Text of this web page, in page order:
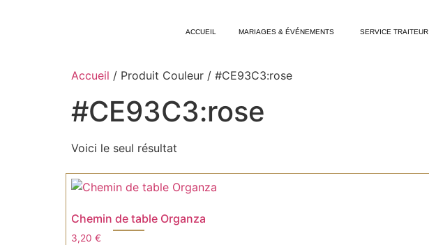
ACCUEIL MARIAGES & ÉVÉNEMENTS SERVICE TRAITEUR
Accueil / Produit Couleur / #CE93C3:rose
#CE93C3:rose
Voici le seul résultat
Chemin de table Organza
3,20 €